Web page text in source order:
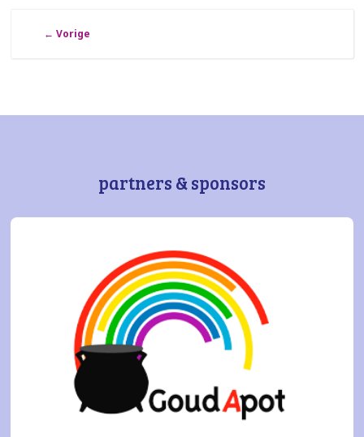
← Vorige
partners & sponsors